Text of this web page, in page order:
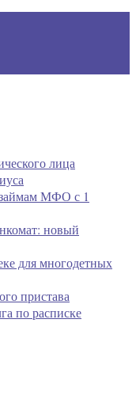
лица
МФО с 1
новый
для многодетных
пристава
по расписке